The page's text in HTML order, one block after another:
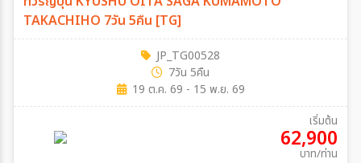
TAKACHIHO 7วัน 5คืน [TG]
JP_TG00528
7วัน 5คืน
19 ต.ค. 69 - 15 พ.ย. 69
เริ่มต้น
62,900
บาท/ท่าน